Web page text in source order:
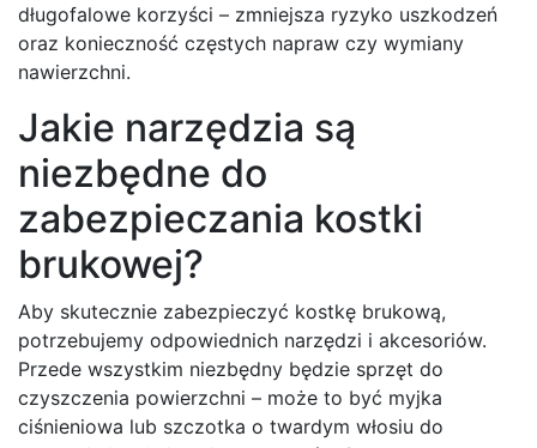
długofalowe korzyści – zmniejsza ryzyko uszkodzeń
oraz konieczność częstych napraw czy wymiany
nawierzchni.
Jakie narzędzia są
niezbędne do
zabezpieczania kostki
brukowej?
Aby skutecznie zabezpieczyć kostkę brukową,
potrzebujemy odpowiednich narzędzi i akcesoriów.
Przede wszystkim niezbędny będzie sprzęt do
czyszczenia powierzchni – może to być myjka
ciśnieniowa lub szczotka o twardym włosiu do